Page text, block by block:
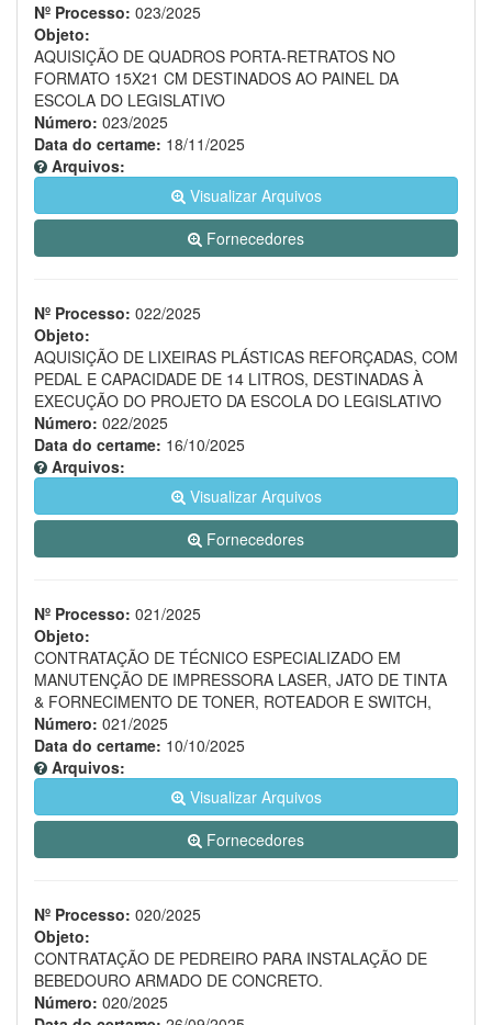
Nº Processo: 023/2025
Objeto:
AQUISIÇÃO DE QUADROS PORTA-RETRATOS NO
FORMATO 15X21 CM DESTINADOS AO PAINEL DA
ESCOLA DO LEGISLATIVO
Número: 023/2025
Data do certame: 18/11/2025
Arquivos:
Visualizar Arquivos
Fornecedores
Nº Processo: 022/2025
Objeto:
AQUISIÇÃO DE LIXEIRAS PLÁSTICAS REFORÇADAS, COM
PEDAL E CAPACIDADE DE 14 LITROS, DESTINADAS À
EXECUÇÃO DO PROJETO DA ESCOLA DO LEGISLATIVO
Número: 022/2025
Data do certame: 16/10/2025
Arquivos:
Visualizar Arquivos
Fornecedores
Nº Processo: 021/2025
Objeto:
CONTRATAÇÃO DE TÉCNICO ESPECIALIZADO EM
MANUTENÇÃO DE IMPRESSORA LASER, JATO DE TINTA
& FORNECIMENTO DE TONER, ROTEADOR E SWITCH,
Número: 021/2025
Data do certame: 10/10/2025
Arquivos:
Visualizar Arquivos
Fornecedores
Nº Processo: 020/2025
Objeto:
CONTRATAÇÃO DE PEDREIRO PARA INSTALAÇÃO DE
BEBEDOURO ARMADO DE CONCRETO.
Número: 020/2025